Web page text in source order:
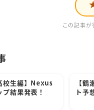
この記事が
校生編】Nexus
プ結果発表！
【鶴
ト予